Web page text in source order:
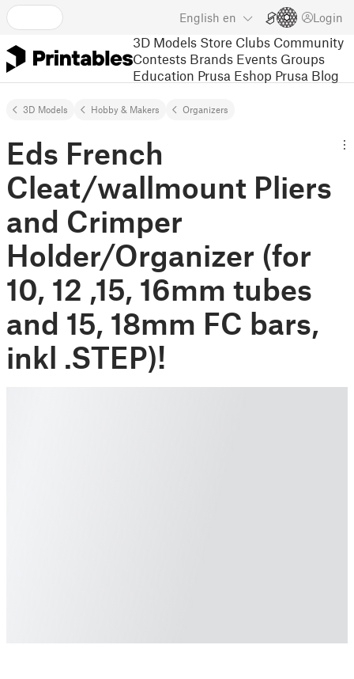
English en Login
3D Models Store Clubs Community
Contests Brands Events Groups
Education Prusa Eshop Prusa Blog
3D Models Hobby & Makers Organizers
Eds French
Cleat/wallmount Pliers
and Crimper
Holder/Organizer (for
10, 12 ,15, 16mm tubes
and 15, 18mm FC bars,
inkl .STEP)!